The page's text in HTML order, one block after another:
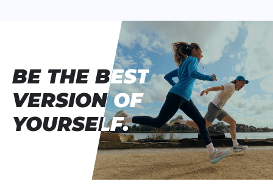
BE THE BEST
VERSION OF
YOURSELF.
BE THE BEST
VERSION OF
YOURSELF.